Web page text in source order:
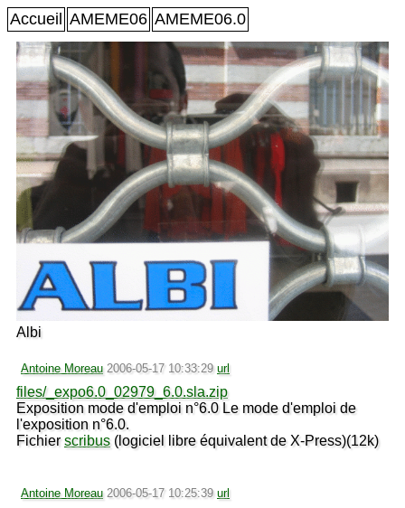
Accueil AMEME06 AMEME06.0
Albi
Antoine Moreau 2006-05-17 10:33:29 url
files/_expo6.0_02979_6.0.sla.zip
Exposition mode d'emploi n°6.0 Le mode d'emploi de
l'exposition n°6.0.
Fichier scribus(logiciel libre équivalent de X-Press)(12k)
Antoine Moreau 2006-05-17 10:25:39 url